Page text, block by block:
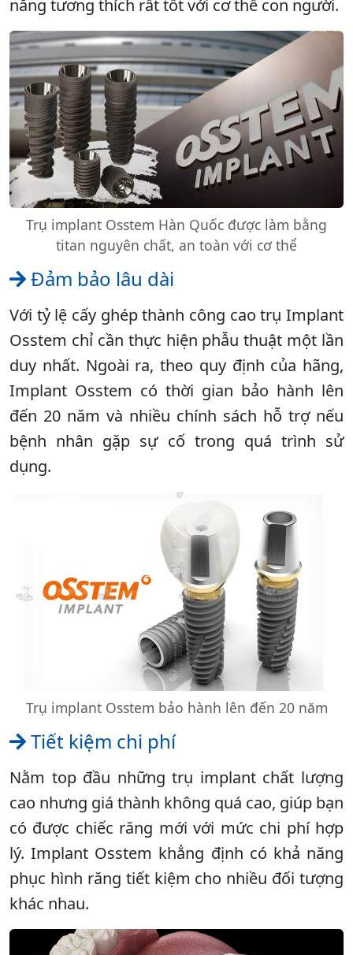
năng tương thích rất tốt với cơ thể con người.
Trụ implant Osstem Hàn Quốc được làm bằng
titan nguyên chất, an toàn với cơ thể
Đảm bảo lâu dài
Với tỷ lệ cấy ghép thành công cao trụ Implant
Osstem chỉ cần thực hiện phẫu thuật một lần
duy nhất. Ngoài ra, theo quy định của hãng,
Implant Osstem có thời gian bảo hành lên
đến 20 năm và nhiều chính sách hỗ trợ nếu
bệnh nhân gặp sự cố trong quá trình sử
dụng.
Trụ implant Osstem bảo hành lên đến 20 năm
Tiết kiệm chi phí
Nằm top đầu những trụ implant chất lượng
cao nhưng giá thành không quá cao, giúp bạn
có được chiếc răng mới với mức chi phí hợp
lý. Implant Osstem khẳng định có khả năng
phục hình răng tiết kiệm cho nhiều đối tượng
khác nhau.